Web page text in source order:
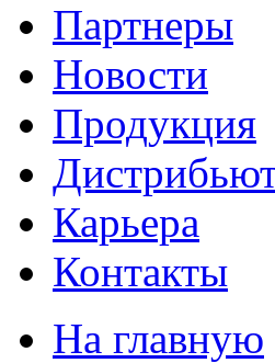
Партнеры
Новости
Продукция
Карьера
Контакты
На главную